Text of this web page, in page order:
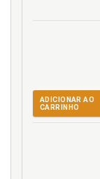
Resguardo.
tantos
Saber, o seu
Segunda
uma menina?,
Só você
Solidão
ADICIONAR AO
CARRINHO